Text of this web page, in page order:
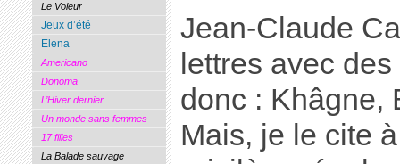
Jean-Claude
lettres avec
donc : Khâgne,
Mais, je le cite
Le Voleur
Jeux d’été
Elena
Americano
Donoma
L’Hiver dernier
Un monde sans femmes
17 filles
La Balade sauvage